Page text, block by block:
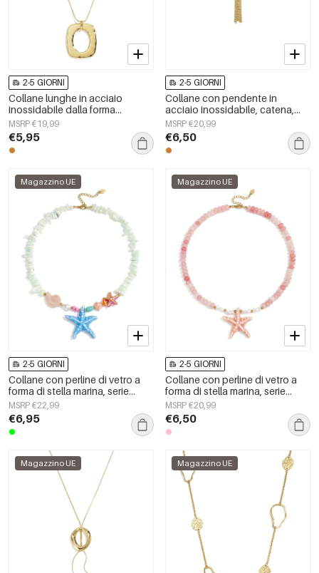
2-5 GIORNI
Collane lunghe in acciaio
inossidabile dalla forma
geometrica, semplici, della serie
Simple, perfette per tutti i giorni.
Gioielli da donna.
MSRP €19,99
€5,95
2-5 GIORNI
Collane con pendente in
acciaio inossidabile, catena,
stile casual, quotidiano,
semplice, gioielli da donna
MSRP €20,99
€6,50
Magazzino UE
2-5 GIORNI
Collane con perline di vetro a
forma di stella marina, serie
&quot;Vacanze/Spiaggia
Romantica&quot;, gioielli da
donna.
MSRP €22,99
€6,95
Magazzino UE
2-5 GIORNI
Collane con perline di vetro a
forma di stella marina, serie
&quot;Vacanze/Spiaggia
Romantica&quot;, gioielli da
donna.
MSRP €20,99
€6,50
Magazzino UE Magazzino UE